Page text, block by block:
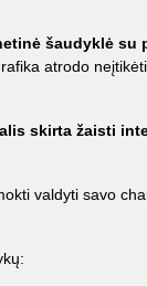
šaudyklė
atrodo
skirta žaisti
valdyti savo